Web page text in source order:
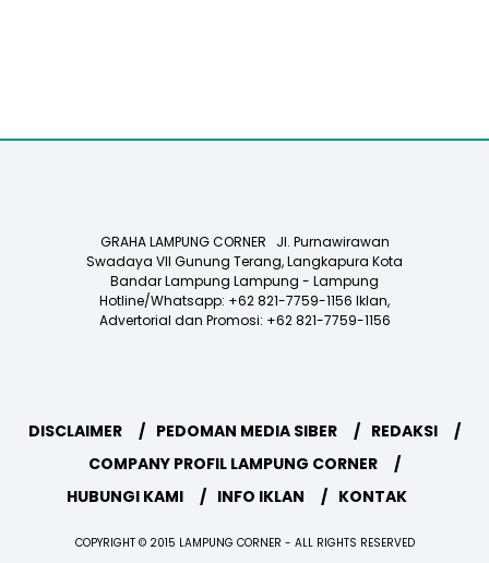
GRAHA LAMPUNG CORNER Jl. Purnawirawan
Swadaya VII Gunung Terang, Langkapura Kota
Bandar Lampung Lampung - Lampung
Hotline/Whatsapp: +62 821-7759-1156 Iklan,
Advertorial dan Promosi: +62 821-7759-1156
DISCLAIMER PEDOMAN MEDIA SIBER
REDAKSI
COMPANY PROFIL LAMPUNG CORNER
HUBUNGI KAMI
INFO IKLAN KONTAK
COPYRIGHT © 2015 LAMPUNG CORNER - ALL RIGHTS RESERVED